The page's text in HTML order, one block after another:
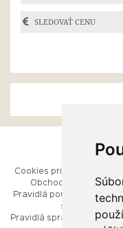
SLEDOVAŤ CENU
ESHOP
Cookies pri prezeraní
Obchodné podmienky
Pravidlá používania
stránok
Pravidlá spracúvania